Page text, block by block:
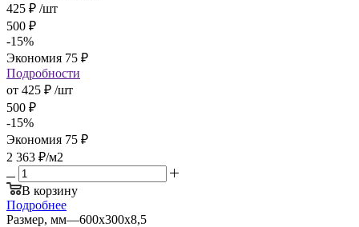
425 ₽ /шт
500 ₽
-15%
Экономия 75 ₽
Подробности
от 425 ₽ /шт
500 ₽
-15%
Экономия 75 ₽
2 363 ₽/м2
В корзину
Подробнее
Размер, мм—600х300х8,5